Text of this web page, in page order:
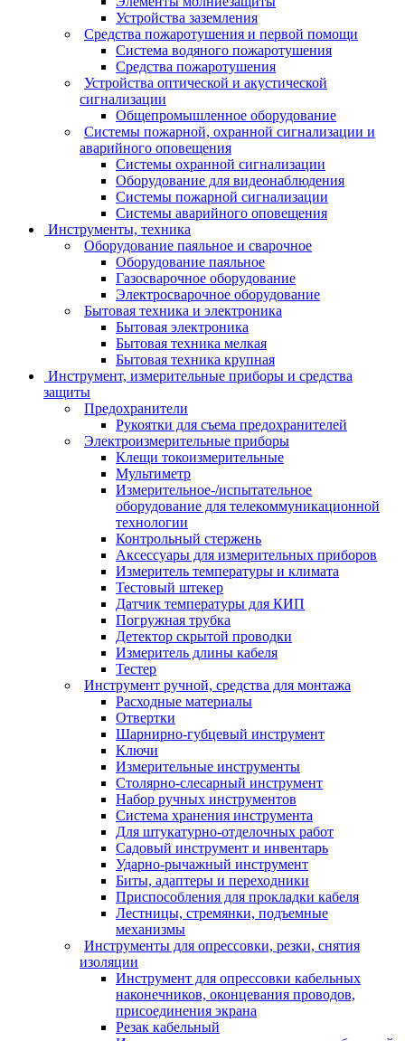
Устройства заземления
Средства пожаротушения и первой помощи
Система водяного пожаротушения
Средства пожаротушения
Устройства оптической и акустической
сигнализации
Общепромышленное оборудование
Системы пожарной, охранной сигнализации и
аварийного оповещения
Системы охранной сигнализации
Оборудование для видеонаблюдения
Системы пожарной сигнализации
Системы аварийного оповещения
Инструменты, техника
Оборудование паяльное и сварочное
Оборудование паяльное
Газосварочное оборудование
Электросварочное оборудование
Бытовая техника и электроника
Бытовая электроника
Бытовая техника мелкая
Бытовая техника крупная
Инструмент, измерительные приборы и средства
защиты
Предохранители
Рукоятки для съема предохранителей
Электроизмерительные приборы
Клещи токоизмерительные
Мультиметр
Измерительное-/испытательное
оборудование для телекоммуникационной
технологии
Контрольный стержень
Аксессуары для измерительных приборов
Измеритель температуры и климата
Тестовый штекер
Датчик температуры для КИП
Погружная трубка
Детектор скрытой проводки
Измеритель длины кабеля
Тестер
Инструмент ручной, средства для монтажа
Расходные материалы
Отвертки
Шарнирно-губцевый инструмент
Ключи
Измерительные инструменты
Столярно-слесарный инструмент
Набор ручных инструментов
Система хранения инструмента
Для штукатурно-отделочных работ
Садовый инструмент и инвентарь
Ударно-рычажный инструмент
Биты, адаптеры и переходники
Приспособления для прокладки кабеля
Лестницы, стремянки, подъемные
механизмы
Инструменты для опрессовки, резки, снятия
изоляции
Инструмент для опрессовки кабельных
наконечников, оконцевания проводов,
присоединения экрана
Резак кабельный